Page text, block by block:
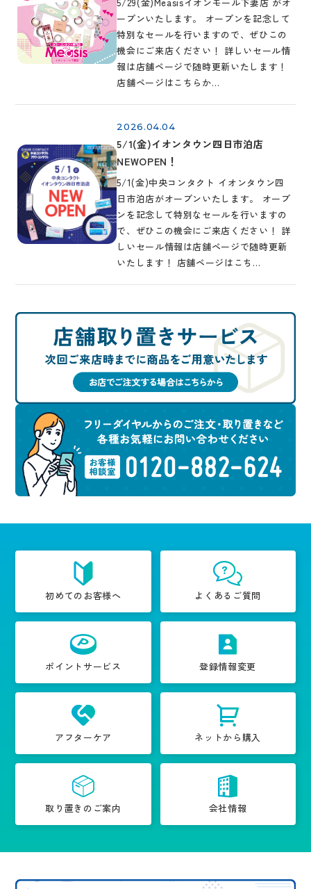
ープンいたします。 オープンを記念して
特別なセールを行いますので、ぜひこの
機会にご来店ください！ 詳しいセール情
報は店舗ページで随時更新いたします！
店舗ページはこちらか…
2026.04.04
5/1(金)イオンタウン四日市泊店
NEWOPEN！
5/1(金)中央コンタクト イオンタウン四
日市泊店がオープンいたします。 オープ
ンを記念して特別なセールを行いますの
で、ぜひこの機会にご来店ください！ 詳
しいセール情報は店舗ページで随時更新
いたします！ 店舗ページはこち…
初めてのお客様へ よくあるご質問
ポイントサービス 登録情報変更
アフターケア ネットから購入
取り置きのご案内 会社情報